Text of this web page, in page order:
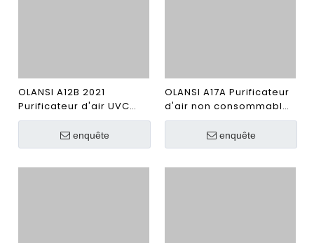
OLANSI A12B 2021
Purificateur d'air UVC
UVC de bureau Filtre
HEPA purificateur CE
purificateur d'air pur
enquête
OLANSI A17A Purificateur
d'air non consommable
lavable à haute
efficacité pour le bureau
de bureau à la chambre
enquête